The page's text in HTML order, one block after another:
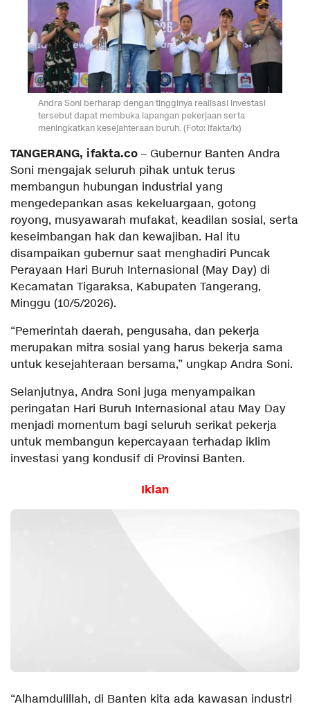
Andra Soni berharap dengan tingginya realisasi investasi
tersebut dapat membuka lapangan pekerjaan serta
meningkatkan kesejahteraan buruh. (Foto: ifakta/lx)
TANGERANG, ifakta.co – Gubernur Banten Andra
Soni mengajak seluruh pihak untuk terus
membangun hubungan industrial yang
mengedepankan asas kekeluargaan, gotong
royong, musyawarah mufakat, keadilan sosial, serta
keseimbangan hak dan kewajiban. Hal itu
disampaikan gubernur saat menghadiri Puncak
Perayaan Hari Buruh Internasional (May Day) di
Kecamatan Tigaraksa, Kabupaten Tangerang,
Minggu (10/5/2026).
“Pemerintah daerah, pengusaha, dan pekerja
merupakan mitra sosial yang harus bekerja sama
untuk kesejahteraan bersama,” ungkap Andra Soni.
Selanjutnya, Andra Soni juga menyampaikan
peringatan Hari Buruh Internasional atau May Day
menjadi momentum bagi seluruh serikat pekerja
untuk membangun kepercayaan terhadap iklim
investasi yang kondusif di Provinsi Banten.
Iklan
“Alhamdulillah, di Banten kita ada kawasan industri